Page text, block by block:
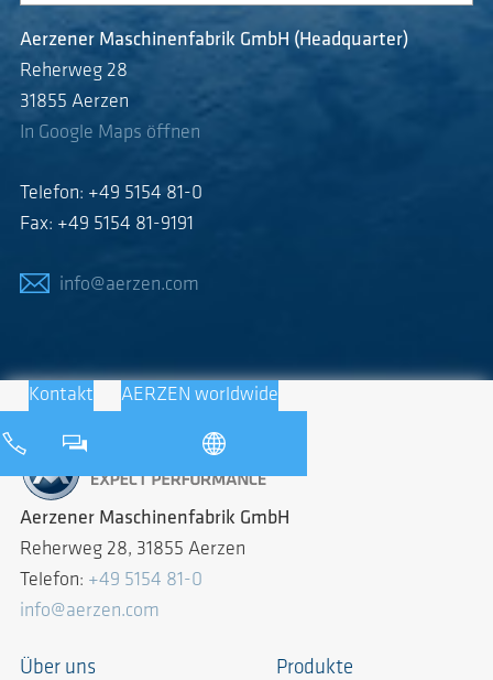
Aerzener Maschinenfabrik GmbH (Headquarter)
Reherweg 28
31855 Aerzen
In Google Maps öffnen
Telefon: +49 5154 81-0
Fax: +49 5154 81-9191
info@aerzen.com
Kontakt AERZEN worldwide
Aerzener Maschinenfabrik GmbH
Reherweg 28, 31855 Aerzen
Telefon: +49 5154 81-0
info@aerzen.com
Über uns Produkte